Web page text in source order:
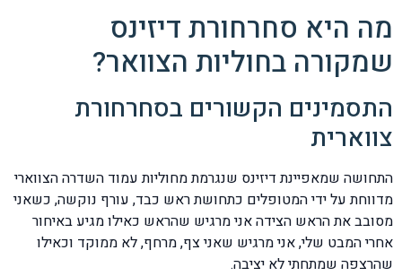
מה היא סחרחורת דיזינס
שמקורה בחוליות הצוואר?
התסמינים הקשורים בסחרחורת
צווארית
התחושה שמאפיינת דיזינס שנגרמת מחוליות עמוד השדרה הצווארי
מדווחת על ידי המטופלים כתחושת ראש כבד, עורף נוקשה, כשאני
מסובב את הראש הצידה אני מרגיש שהראש כאילו מגיע באיחור
אחרי המבט שלי, אני מרגיש שאני צף, מרחף, לא ממוקד וכאילו
שהרצפה שמתחתי לא יציבה.